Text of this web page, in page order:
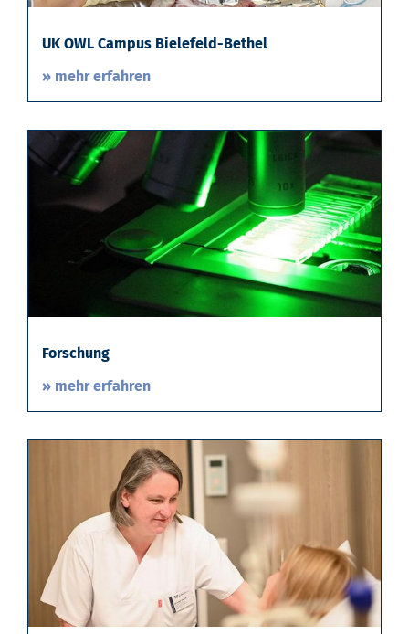
UK OWL Campus Bielefeld-Bethel
» mehr erfahren
Forschung
» mehr erfahren